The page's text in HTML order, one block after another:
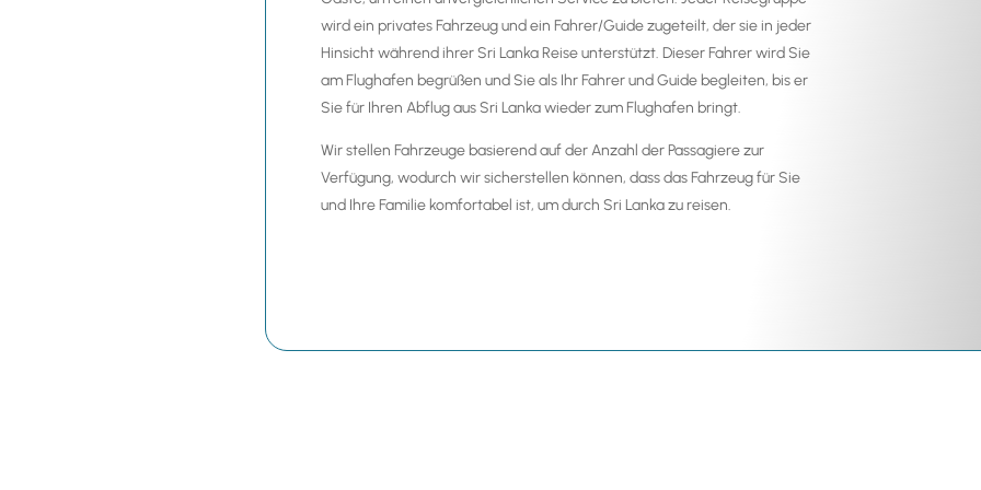
wird ein privates Fahrzeug und ein Fahrer/Guide zugeteilt, der sie in jeder
Hinsicht während ihrer Sri Lanka Reise unterstützt. Dieser Fahrer wird Sie
am Flughafen begrüßen und Sie als Ihr Fahrer und Guide begleiten, bis er
Sie für Ihren Abflug aus Sri Lanka wieder zum Flughafen bringt.
Wir stellen Fahrzeuge basierend auf der Anzahl der Passagiere zur
Verfügung, wodurch wir sicherstellen können, dass das Fahrzeug für Sie
und Ihre Familie komfortabel ist, um durch Sri Lanka zu reisen.